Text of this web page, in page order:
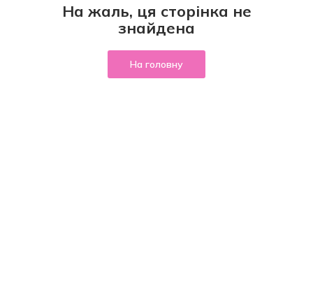
На жаль, ця сторінка не
знайдена
На головну